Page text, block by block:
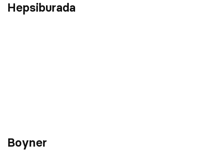
Hepsiburada
Boyner